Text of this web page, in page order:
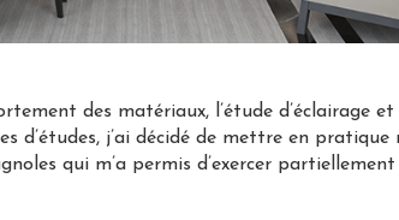
des matériaux, l’étude d’éclairage
d’études, j’ai décidé de mettre en
qui m’a permis d’exercer